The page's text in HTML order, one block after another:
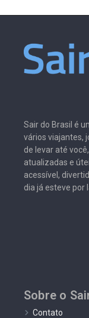
Sair do Brasil é
vários viajantes,
de levar até
atualizadas e
acessível,
dia já esteve por
Sobre o
Contato